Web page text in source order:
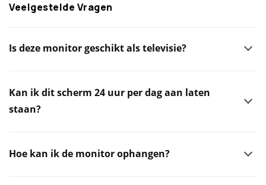
Veelgestelde Vragen
Is deze monitor geschikt als televisie?
Kan ik dit scherm 24 uur per dag aan laten
staan?
Hoe kan ik de monitor ophangen?